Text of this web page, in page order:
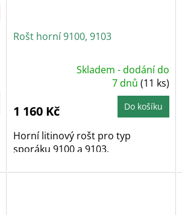
Rošt horní 9100, 9103
5,0
z
5
Skladem - dodání do
7 dnů(11 ks)
1 160 Kč Do košíku
Horní litinový rošt pro typ
sporáku 9100 a 9103.